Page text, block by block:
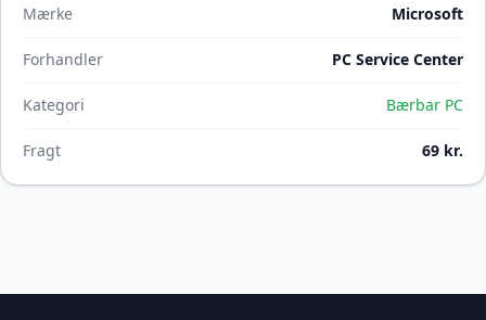
Mærke Microsoft
Forhandler PC Service Center
Kategori Bærbar PC
Fragt 69 kr.